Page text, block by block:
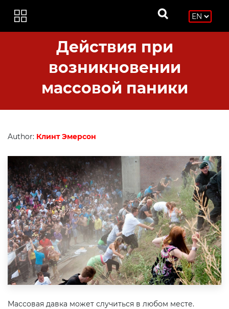
Действия при
возникновении
массовой паники
Author: Клинт Эмерсон
Массовая давка может случиться в любом месте.